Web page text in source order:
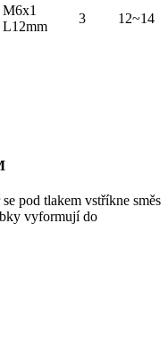
M6x1
L12mm
3
12~14
pod tlakem vstříkne směs
vyformují do